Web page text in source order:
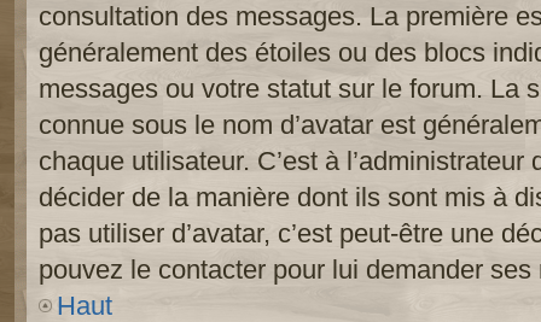
consultation des messages. La première
généralement des étoiles ou des blocs
messages ou votre statut sur le forum. La
connue sous le nom d’avatar est
chaque utilisateur. C’est à l’administrateur
décider de la manière dont ils sont mis à
pas utiliser d’avatar, c’est peut-être une
pouvez le contacter pour lui demander ses
Haut